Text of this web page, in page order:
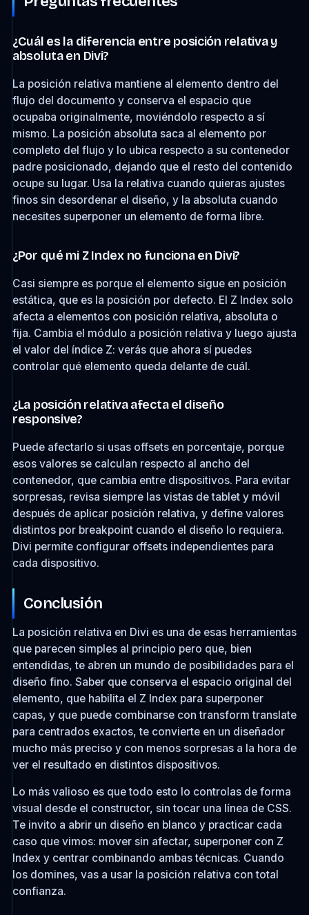
¿Cuál es la diferencia entre posición relativa y
absoluta en Divi?
La posición relativa mantiene al elemento dentro del
flujo del documento y conserva el espacio que
ocupaba originalmente, moviéndolo respecto a sí
mismo. La posición absoluta saca al elemento por
completo del flujo y lo ubica respecto a su contenedor
padre posicionado, dejando que el resto del contenido
ocupe su lugar. Usa la relativa cuando quieras ajustes
finos sin desordenar el diseño, y la absoluta cuando
necesites superponer un elemento de forma libre.
¿Por qué mi Z Index no funciona en Divi?
Casi siempre es porque el elemento sigue en posición
estática, que es la posición por defecto. El Z Index solo
afecta a elementos con posición relativa, absoluta o
fija. Cambia el módulo a posición relativa y luego ajusta
el valor del índice Z: verás que ahora sí puedes
controlar qué elemento queda delante de cuál.
¿La posición relativa afecta el diseño
responsive?
Puede afectarlo si usas offsets en porcentaje, porque
esos valores se calculan respecto al ancho del
contenedor, que cambia entre dispositivos. Para evitar
sorpresas, revisa siempre las vistas de tablet y móvil
después de aplicar posición relativa, y define valores
distintos por breakpoint cuando el diseño lo requiera.
Divi permite configurar offsets independientes para
cada dispositivo.
Conclusión
La posición relativa en Divi es una de esas herramientas
que parecen simples al principio pero que, bien
entendidas, te abren un mundo de posibilidades para el
diseño fino. Saber que conserva el espacio original del
elemento, que habilita el Z Index para superponer
capas, y que puede combinarse con transform translate
para centrados exactos, te convierte en un diseñador
mucho más preciso y con menos sorpresas a la hora de
ver el resultado en distintos dispositivos.
Lo más valioso es que todo esto lo controlas de forma
visual desde el constructor, sin tocar una línea de CSS.
Te invito a abrir un diseño en blanco y practicar cada
caso que vimos: mover sin afectar, superponer con Z
Index y centrar combinando ambas técnicas. Cuando
los domines, vas a usar la posición relativa con total
confianza.